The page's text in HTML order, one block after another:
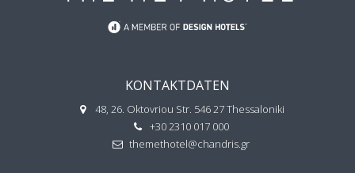
KONTAKTDATEN
48, 26. Oktovriou Str. 546 27 Thessaloniki
+30 2310 017 000
themethotel@chandris.gr